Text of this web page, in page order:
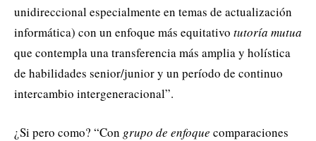
unidireccional especialmente en temas de actualización
informática) con un enfoque más equitativo tutoría mutua
que contempla una transferencia más amplia y holística
de habilidades senior/junior y un período de continuo
intercambio intergeneracional”.
¿Si pero como? “Con grupo de enfoque comparaciones